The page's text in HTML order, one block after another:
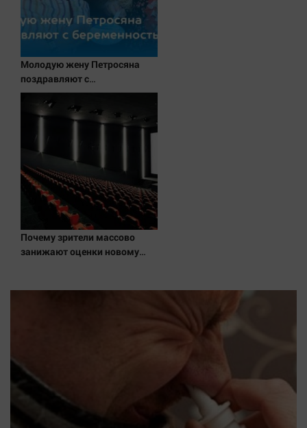
Молодую жену Петросяна
поздравляют с
беременностью
Почему зрители массово
занижают оценки новому